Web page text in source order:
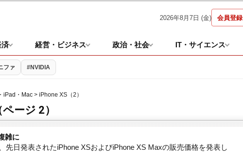
2026年8月7日 (金) 会員登録
済 経営・ビジネス 政治・社会 IT・サイエンス
ファ #NVIDIA
iPad・Mac > iPhone XS（2）
ージ 2）
雑に
先日発表されたiPhone XSおよびiPhone XS Maxの販売価格を発表し